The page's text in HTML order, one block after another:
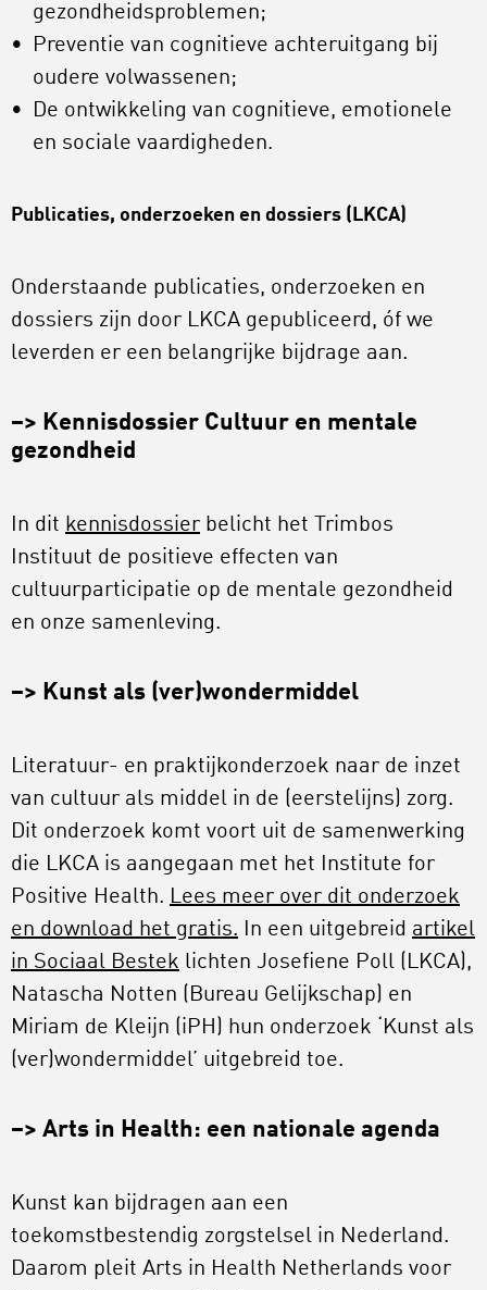
gezondheidsproblemen;
Preventie van cognitieve achteruitgang bij
oudere volwassenen;
De ontwikkeling van cognitieve, emotionele
en sociale vaardigheden.
Publicaties, onderzoeken en dossiers (LKCA)
Onderstaande publicaties, onderzoeken en
dossiers zijn door LKCA gepubliceerd, óf we
leverden er een belangrijke bijdrage aan.
–> Kennisdossier Cultuur en mentale
gezondheid
In dit kennisdossier belicht het Trimbos
Instituut de positieve effecten van
cultuurparticipatie op de mentale gezondheid
en onze samenleving.
–> Kunst als (ver)wondermiddel
Literatuur- en praktijkonderzoek naar de inzet
van cultuur als middel in de (eerstelijns) zorg.
Dit onderzoek komt voort uit de samenwerking
die LKCA is aangegaan met het Institute for
Positive Health. Lees meer over dit onderzoek
en download het gratis. In een uitgebreid artikel
in Sociaal Bestek lichten Josefiene Poll (LKCA),
Natascha Notten (Bureau Gelijkschap) en
Miriam de Kleijn (iPH) hun onderzoek ‘Kunst als
(ver)wondermiddel’ uitgebreid toe.
–> Arts in Health: een nationale agenda
Kunst kan bijdragen aan een
toekomstbestendig zorgstelsel in Nederland.
Daarom pleit Arts in Health Netherlands voor